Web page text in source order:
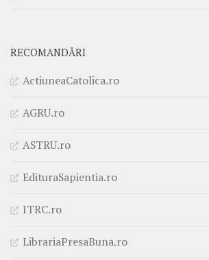
RECOMANDĂRI
ActiuneaCatolica.ro
AGRU.ro
ASTRU.ro
EdituraSapientia.ro
ITRC.ro
LibrariaPresaBuna.ro